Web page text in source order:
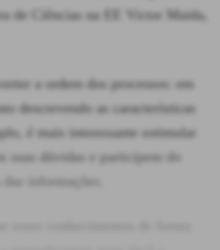
de Ciências na EE Victor Maida,
a ordem dos processos: em
descrevendo as características
é mais interessante estimular
suas dúvidas e participem do
das informações.